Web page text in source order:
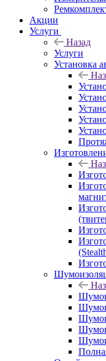
Акции
Услуги
Назад
Услуги
Установка